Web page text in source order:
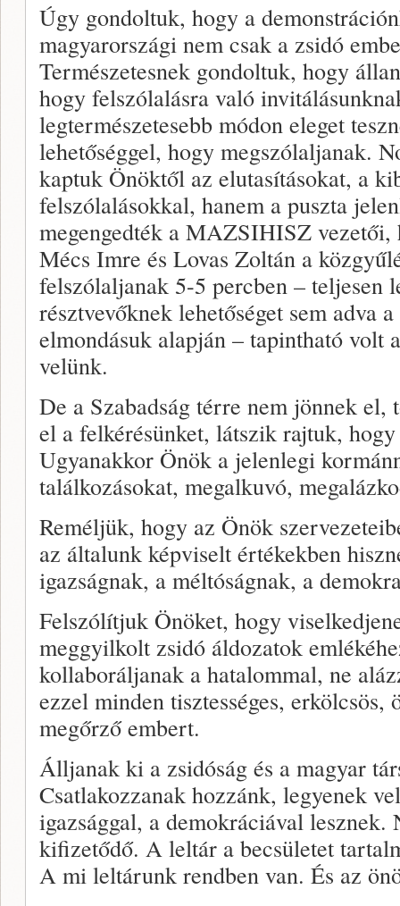
Úgy gondoltuk, hogy a
magyarországi nem csak a zsidó
Természetesnek gondoltuk, hogy
hogy felszólalásra való
legtermészetesebb módon eleget
lehetőséggel, hogy megszólaljanak.
kaptuk Önöktől az elutasításokat, a
felszólalásokkal, hanem a puszta
megengedték a MAZSIHISZ vezetői,
Mécs Imre és Lovas Zoltán a
felszólaljanak 5-5 percben – teljesen
résztvevőknek lehetőséget sem adva
elmondásuk alapján – tapintható volt
velünk.
De a Szabadság térre nem jönnek
el a felkérésünket, látszik rajtuk,
Ugyanakkor Önök a jelenlegi
találkozásokat, megalkuvó,
Reméljük, hogy az Önök
az általunk képviselt értékekben
igazságnak, a méltóságnak, a
Felszólítjuk Önöket, hogy
meggyilkolt zsidó áldozatok
kollaboráljanak a hatalommal, ne
ezzel minden tisztességes, erkölcsös,
megőrző embert.
Álljanak ki a zsidóság és a magyar
Csatlakozzanak hozzánk, legyenek
igazsággal, a demokráciával lesznek.
kifizetődő. A leltár a becsületet
A mi leltárunk rendben van. És az